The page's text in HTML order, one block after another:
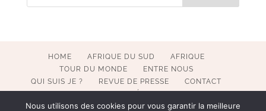
HOME AFRIQUE DU SUD
AFRIQUE
TOUR DU MONDE
ENTRE NOUS
QUI SUIS JE ?
REVUE DE PRESSE
CONTACT
Nous utilisons des cookies pour vous garantir la meilleure